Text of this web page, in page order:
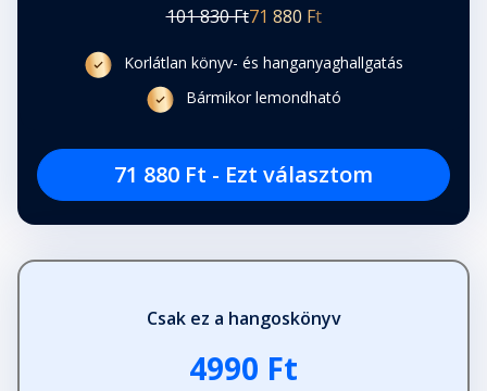
101 830 Ft71 880 Ft
Korlátlan könyv- és hanganyaghallgatás
Bármikor lemondható
71 880 Ft - Ezt választom
Csak ez a hangoskönyv
4990 Ft